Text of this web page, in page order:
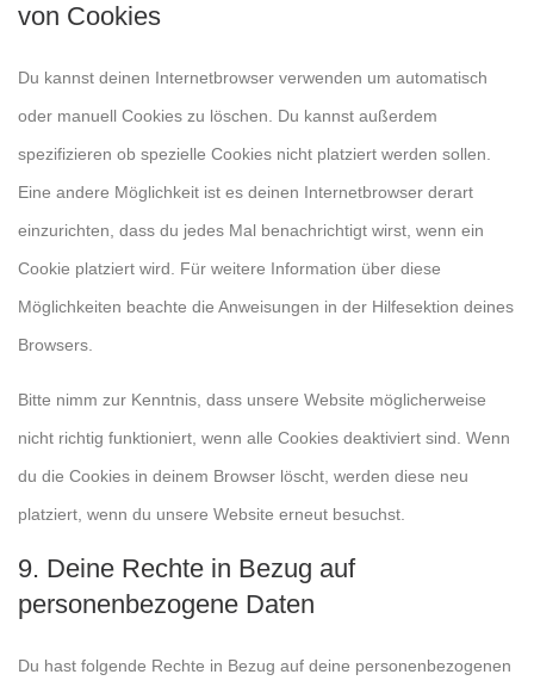
von Cookies
Du kannst deinen Internetbrowser verwenden um automatisch
oder manuell Cookies zu löschen. Du kannst außerdem
spezifizieren ob spezielle Cookies nicht platziert werden sollen.
Eine andere Möglichkeit ist es deinen Internetbrowser derart
einzurichten, dass du jedes Mal benachrichtigt wirst, wenn ein
Cookie platziert wird. Für weitere Information über diese
Möglichkeiten beachte die Anweisungen in der Hilfesektion deines
Browsers.
Bitte nimm zur Kenntnis, dass unsere Website möglicherweise
nicht richtig funktioniert, wenn alle Cookies deaktiviert sind. Wenn
du die Cookies in deinem Browser löscht, werden diese neu
platziert, wenn du unsere Website erneut besuchst.
9. Deine Rechte in Bezug auf
personenbezogene Daten
Du hast folgende Rechte in Bezug auf deine personenbezogenen